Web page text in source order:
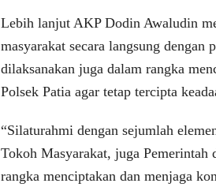
Lebih lanjut AKP Dodin Awaludin
masyarakat secara langsung dengan
dilaksanakan juga dalam rangka
Polsek Patia agar tetap tercipta
“Silaturahmi dengan sejumlah
Tokoh Masyarakat, juga
rangka menciptakan dan menjaga